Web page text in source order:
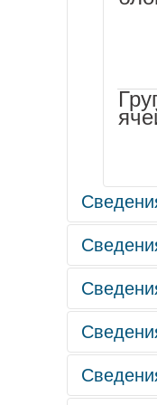
В
ДОУ